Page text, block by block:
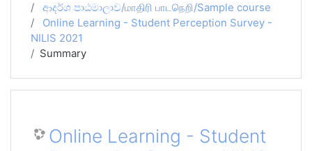
ආදර්ශ පාඨමාලාව/மாதிரி பாடநெறி/Sample course
Online Learning - Student Perception Survey -
NILIS 2021
Summary
Online Learning - Student